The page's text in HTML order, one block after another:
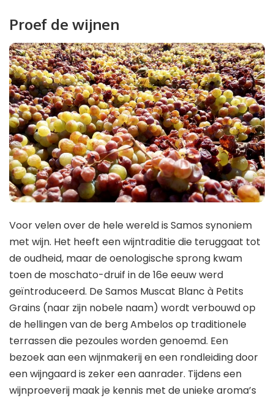
Proef de wijnen
Voor velen over de hele wereld is Samos synoniem
met wijn. Het heeft een wijntraditie die teruggaat tot
de oudheid, maar de oenologische sprong kwam
toen de moschato-druif in de 16e eeuw werd
geïntroduceerd. De Samos Muscat Blanc à Petits
Grains (naar zijn nobele naam) wordt verbouwd op
de hellingen van de berg Ambelos op traditionele
terrassen die pezoules worden genoemd. Een
bezoek aan een wijnmakerij en een rondleiding door
een wijngaard is zeker een aanrader. Tijdens een
wijnproeverij maak je kennis met de unieke aroma’s